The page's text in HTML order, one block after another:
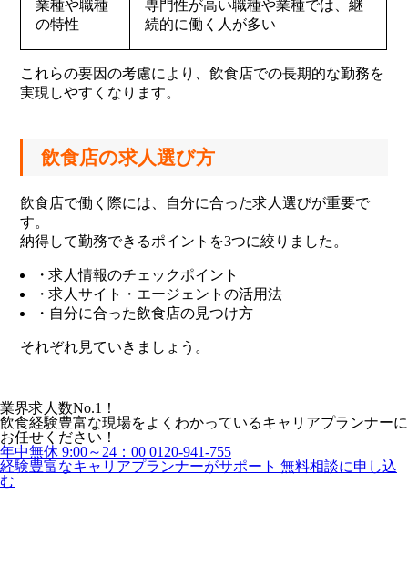
業種や職種
の特性
専門性が高い職種や業種では、継
続的に働く人が多い
これらの要因の考慮により、飲食店での長期的な勤務を
実現しやすくなります。
飲食店の求人選び方
飲食店で働く際には、自分に合った求人選びが重要で
す。
納得して勤務できるポイントを3つに絞りました。
・求人情報のチェックポイント
・求人サイト・エージェントの活用法
・自分に合った飲食店の見つけ方
それぞれ見ていきましょう。
業界求人数No.1！
飲食経験豊富な現場をよくわかっているキャリアプランナーに
お任せください！
年中無休 9:00～24：00 0120-941-755
経験豊富なキャリアプランナーがサポート 無料相談に申し込
む